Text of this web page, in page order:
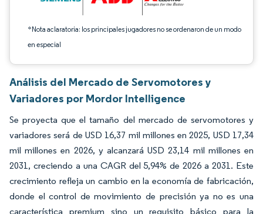
*Nota aclaratoria: los principales jugadores no se ordenaron de un modo
en especial
Análisis del Mercado de Servomotores y
Variadores por Mordor Intelligence
Se proyecta que el tamaño del mercado de servomotores y
variadores será de USD 16,37 mil millones en 2025, USD 17,34
mil millones en 2026, y alcanzará USD 23,14 mil millones en
2031, creciendo a una CAGR del 5,94% de 2026 a 2031. Este
crecimiento refleja un cambio en la economía de fabricación,
donde el control de movimiento de precisión ya no es una
característica premium sino un requisito básico para la